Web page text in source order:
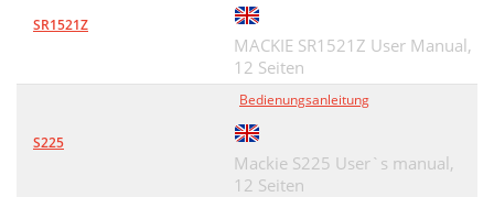
SR1521Z
MACKIE SR1521Z User Manual,
12 Seiten
S225
Bedienungsanleitung
Mackie S225 User`s manual,
12 Seiten